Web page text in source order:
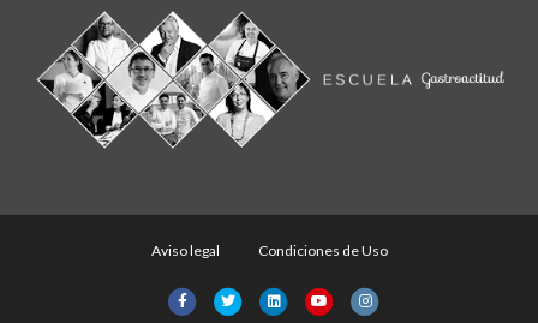
Aviso legal Condiciones de Uso
FacebookTwitterLinkedinYoutubeInstagram